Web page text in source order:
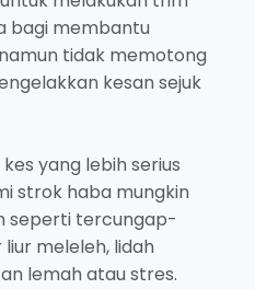
bagi membantu
tidak memotong
kesan sejuk
yang lebih serius
strok haba mungkin
seperti tercungap-
meleleh, lidah
lemah atau stres.